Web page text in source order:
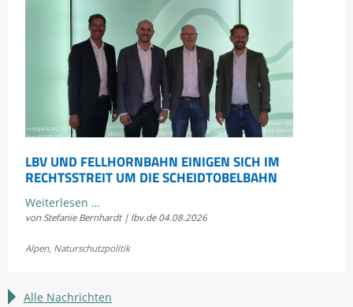
LBV UND FELLHORNBAHN EINIGEN SICH IM
RECHTSSTREIT UM DIE SCHEIDTOBELBAHN
Weiterlesen …LBV
und
einigen
im
von Stefanie Bernhardt | lbv.de 04.08.2026
Alpen, Naturschutzpolitik
Alle Nachrichten